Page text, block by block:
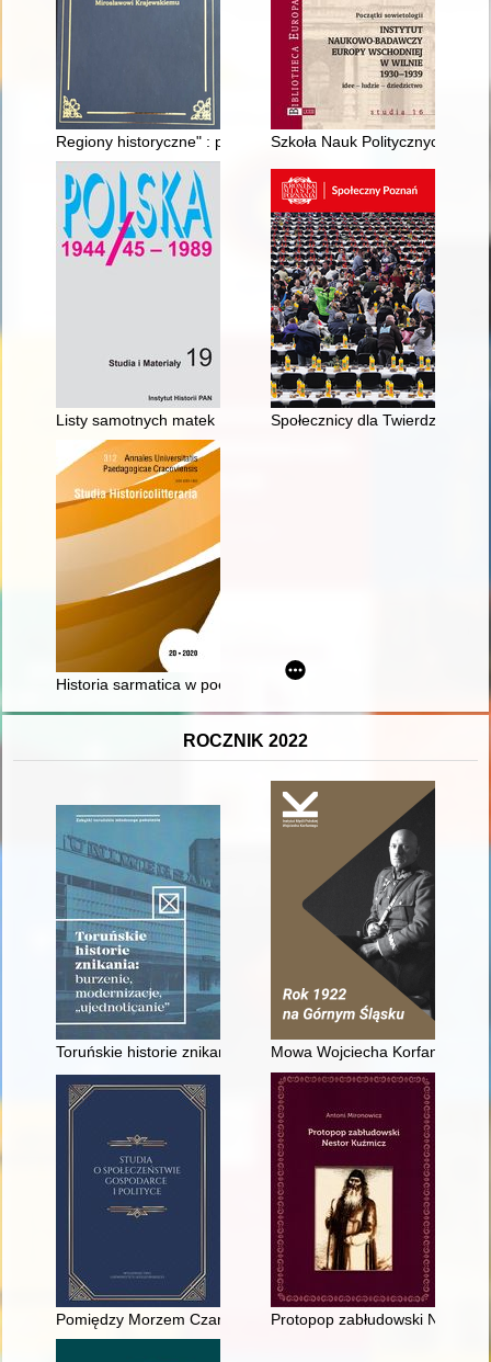
Regiony historyczne" : popularnonaukowy projekt
Szkoła Nauk Politycznych
Listy samotnych matek : społeczno-polityczne konteksty
Społecznicy dla Twierdzy
Historia sarmatica w poezji Jerzego Harasymowicza
ROCZNIK 2022
Toruńskie historie znikania : burzenie, modernizacje,
Mowa Wojciecha Korfantego
Pomiędzy Morzem Czarnym, Wielką Brytanią a Lewantem
Protopop zabłudowski Nestor